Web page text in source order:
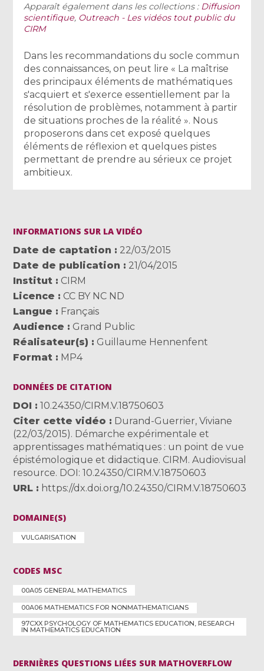
Apparaît également dans les collections : Diffusion
scientifique, Outreach - Les vidéos tout public du
CIRM
Dans les recommandations du socle commun
des connaissances, on peut lire « La maîtrise
des principaux éléments de mathématiques
s'acquiert et s'exerce essentiellement par la
résolution de problèmes, notamment à partir
de situations proches de la réalité ». Nous
proposerons dans cet exposé quelques
éléments de réflexion et quelques pistes
permettant de prendre au sérieux ce projet
ambitieux.
INFORMATIONS SUR LA VIDÉO
Date de captation
22/03/2015
Date de publication
21/04/2015
Institut
CIRM
Licence
CC BY NC ND
Langue
Français
Audience
Grand Public
Réalisateur(s)
Guillaume Hennenfent
Format
MP4
DONNÉES DE CITATION
DOI
10.24350/CIRM.V.18750603
Citer cette vidéo
Durand-Guerrier, Viviane
(22/03/2015). Démarche expérimentale et
apprentissages mathématiques : un point de vue
épistémologique et didactique. CIRM. Audiovisual
resource. DOI: 10.24350/CIRM.V.18750603
URL
https://dx.doi.org/10.24350/CIRM.V.18750603
DOMAINE(S)
VULGARISATION
CODES MSC
00A05 GENERAL MATHEMATICS
00A06 MATHEMATICS FOR NONMATHEMATICIANS
97CXX PSYCHOLOGY OF MATHEMATICS EDUCATION, RESEARCH
IN MATHEMATICS EDUCATION
DERNIÈRES QUESTIONS LIÉES SUR MATHOVERFLOW